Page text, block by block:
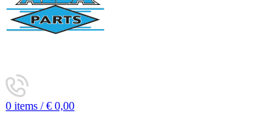
0 items / € 0,00